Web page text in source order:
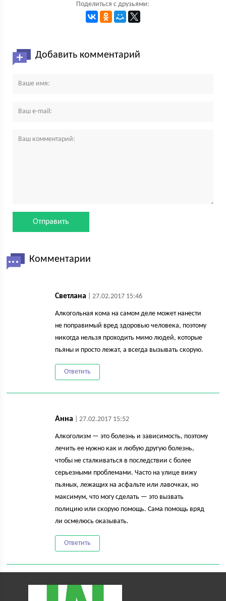
Поделиться с друзьями:
Добавить комментарий
Комментарии
Светлана | 27.02.2017 15:46
Алкогольная кома на самом деле может нанести
не поправимый вред здоровью человека, поэтому
никогда нельзя проходить мимо людей, которые
пьяны и просто лежат, а всегда вызывать скорую.
Ответить
Анна | 27.02.2017 15:52
Алкоголизм — это болезнь и зависимость, поэтому
лечить ее нужно как и любую другую болезнь,
чтобы не сталкиваться в последствии с более
серьезными проблемами. Часто на улице вижу
пьяных, лежащих на асфальте или лавочках, но
максимум, что могу сделать — это вызвать
полицию или скорую помощь. Сама помощь вряд
ли осмелюсь оказывать.
Ответить